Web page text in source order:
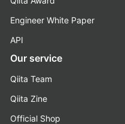
Engineer White Paper
API
Our service
Qiita Team
Qiita Zine
Official Shop